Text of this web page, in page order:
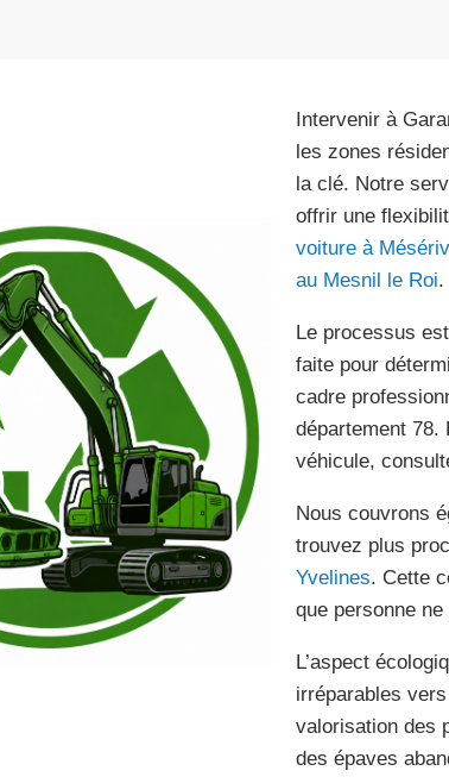
Intervenir à
les zones
la clé. Notre
offrir une
voiture à
au Mesnil le Roi.
Le processus
faite pour
cadre
département 78.
véhicule,
Nous couvrons
trouvez plus
Yvelines. Cette
que personne
L’aspect
irréparables
valorisation des
des épaves